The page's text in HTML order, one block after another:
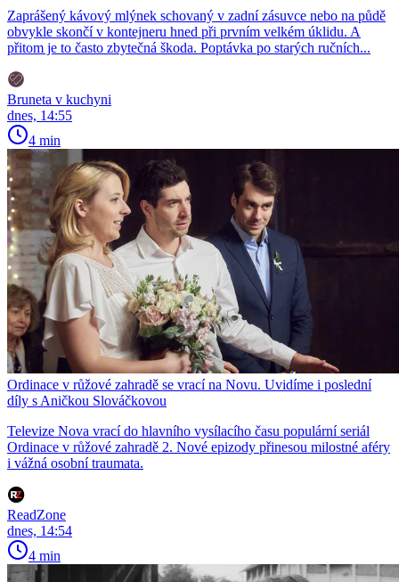
Zaprášený kávový mlýnek schovaný v zadní zásuvce nebo na půdě
obvykle skončí v kontejneru hned při prvním velkém úklidu. A
přitom je to často zbytečná škoda. Poptávka po starých ručních...
Bruneta v kuchyni
dnes, 14:55
4 min
Ordinace v růžové zahradě se vrací na Novu. Uvidíme i poslední
díly s Aničkou Slováčkovou
Televize Nova vrací do hlavního vysílacího času populární seriál
Ordinace v růžové zahradě 2. Nové epizody přinesou milostné aféry
i vážná osobní traumata.
ReadZone
dnes, 14:54
4 min